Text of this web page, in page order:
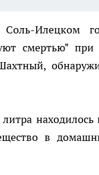
Илецком
смертью"
в